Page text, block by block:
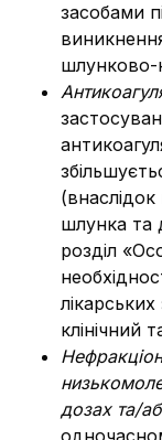
засобами
шлунково-
шлунка та
розділ
клінічний
дозах та/